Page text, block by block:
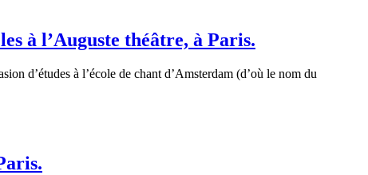
à l’Auguste théâtre, à Paris.
d’études à l’école de chant d’Amsterdam (d’où le nom du